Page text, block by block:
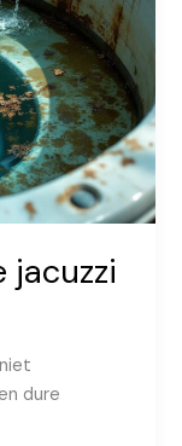
jacuzzi
dure